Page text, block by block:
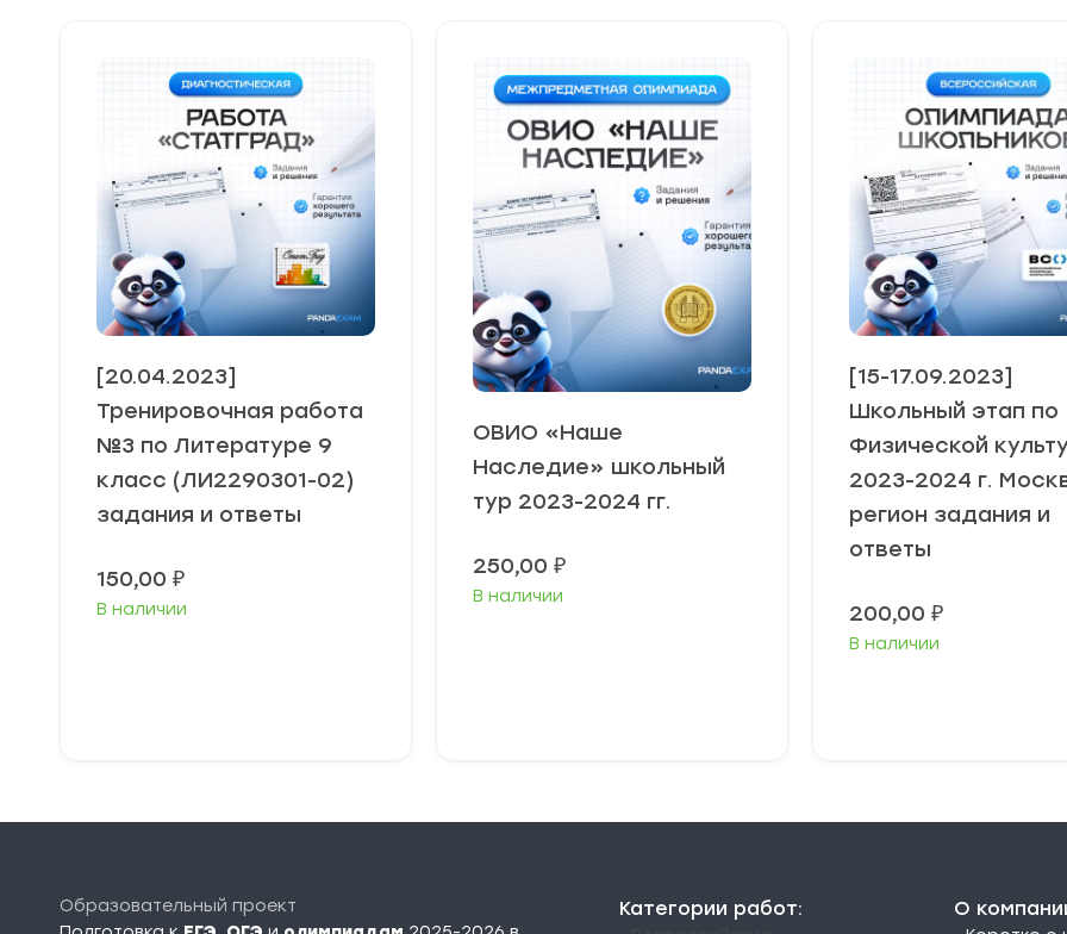
[20.04.2023]
Тренировочная работа
№3 по Литературе 9
класс (ЛИ2290301-02)
задания и ответы
150,00 ₽
В наличии
ОВИО «Наше
Наследие» школьный
тур 2023-2024 гг.
250,00 ₽
В наличии
[15-17.09.2023]
Школьный этап по
Физической
2023-2024 г.
регион задания и
ответы
200,00 ₽
В наличии
Образовательный проект
Категории работ: О